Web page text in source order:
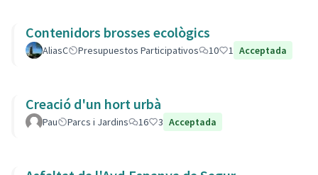
Contenidors brosses ecològics
AliasC Presupuestos Participativos 10 1 Acceptada
Creació d'un hort urbà
Pau Parcs i Jardins 16 3 Acceptada